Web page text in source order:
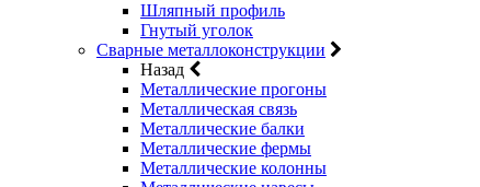
Шляпный профиль
Гнутый уголок
Сварные металлоконструкции
Назад
Металлические прогоны
Металлическая связь
Металлические балки
Металлические фермы
Металлические колонны